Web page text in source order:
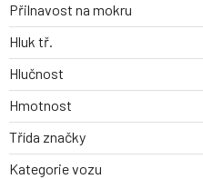
Přilnavost na mokru
Hluk tř.
Hlučnost
Hmotnost
Třída značky
Kategorie vozu